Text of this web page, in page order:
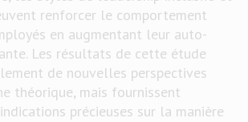
renforcer le comportement
en augmentant leur auto-
Les résultats de cette étude
de nouvelles perspectives
théorique, mais fournissent
précieuses sur la manière